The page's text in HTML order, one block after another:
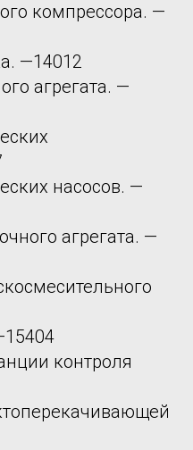
компрессора. —
—14012
агрегата. —
насосов. —
агрегата. —
контроля